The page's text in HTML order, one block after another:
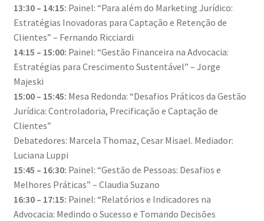
13:30 – 14:15: Painel: “Para além do Marketing Jurídico:
Estratégias Inovadoras para Captação e Retenção de
Clientes” – Fernando Ricciardi
14:15 – 15:00: Painel: “Gestão Financeira na Advocacia:
Estratégias para Crescimento Sustentável” – Jorge
Majeski
15:00 – 15:45: Mesa Redonda: “Desafios Práticos da Gestão
Jurídica: Controladoria, Precificação e Captação de
Clientes”
Debatedores: Marcela Thomaz, Cesar Misael. Mediador:
Luciana Luppi
15:45 – 16:30: Painel: “Gestão de Pessoas: Desafios e
Melhores Práticas” – Claudia Suzano
16:30 – 17:15: Painel: “Relatórios e Indicadores na
Advocacia: Medindo o Sucesso e Tomando Decisões